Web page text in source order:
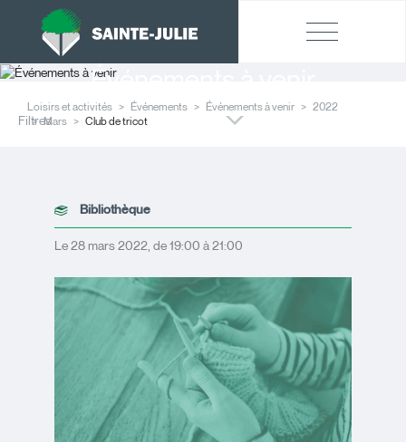
Événements à venir
Loisirs et activités Événements Événements à venir
2022
Mars
Club de tricot
Filtres
Bibliothèque
Le 28 mars 2022, de 19:00 à 21:00